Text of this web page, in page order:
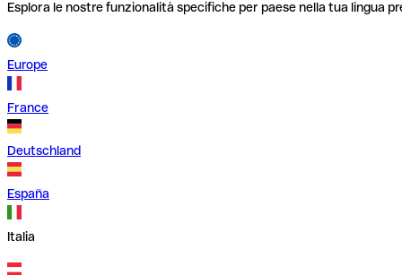
Esplora le nostre funzionalità specifiche per paese nella tua lingua
Europe
France
Deutschland
España
Italia